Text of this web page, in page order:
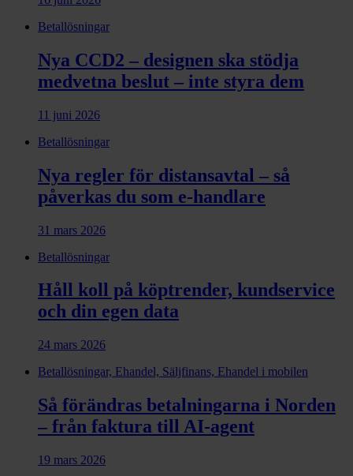
Betallösningar
Nya CCD2 – designen ska stödja
medvetna beslut – inte styra dem
11 juni 2026
Betallösningar
Nya regler för distansavtal – så
påverkas du som e-handlare
31 mars 2026
Betallösningar
Håll koll på köptrender, kundservice
och din egen data
24 mars 2026
Betallösningar, Ehandel, Säljfinans, Ehandel i mobilen
Så förändras betalningarna i Norden
– från faktura till AI-agent
19 mars 2026